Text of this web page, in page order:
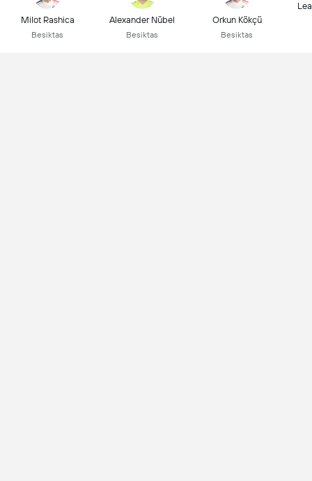
Milot Rashica
Besiktas
Alexander Nübel
Besiktas
Orkun Kökçü
Besiktas